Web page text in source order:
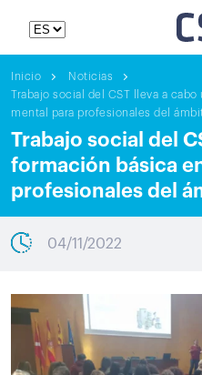
Inicio
Noticias
Trabajo social del CST lleva a
mental para profesionales del
Trabajo social del
formación básica
profesionales del
04/11/2022